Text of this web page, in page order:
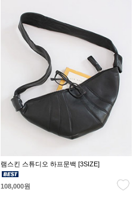
램스킨 스튜디오 하프문백 [3SIZE]
108,000원